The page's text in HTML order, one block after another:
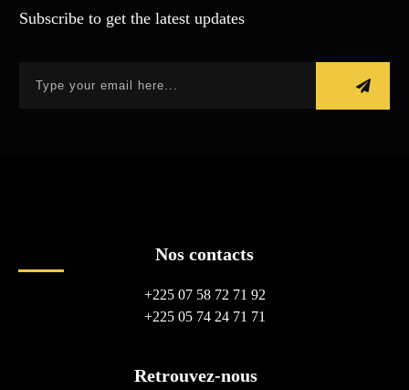
Subscribe to get the latest updates
Nos contacts
+225 07 58 72 71 92
+225 05 74 24 71 71
Retrouvez-nous